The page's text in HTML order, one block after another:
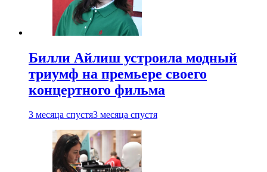
Билли Айлиш устроила модный
триумф на премьере своего
концертного фильма
3 месяца спустя3 месяца спустя